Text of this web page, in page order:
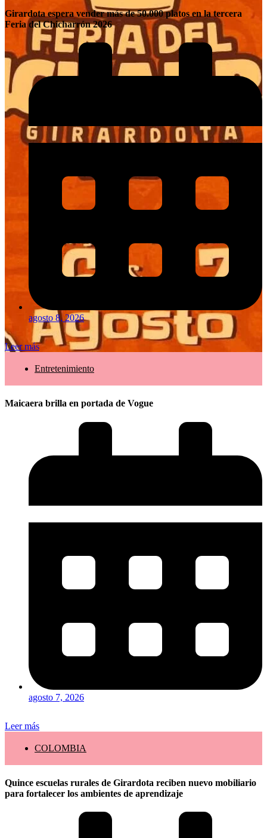
Girardota espera vender más de 50.000 platos en la tercera
Feria del Chicharrón 2026
agosto 8, 2026
Leer más
Entretenimiento
Maicaera brilla en portada de Vogue
agosto 7, 2026
Leer más
COLOMBIA
Quince escuelas rurales de Girardota reciben nuevo mobiliario
para fortalecer los ambientes de aprendizaje